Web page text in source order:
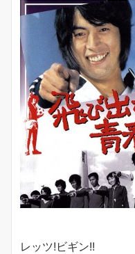
レッツ!ビギン!!